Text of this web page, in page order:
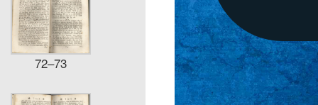
72–73